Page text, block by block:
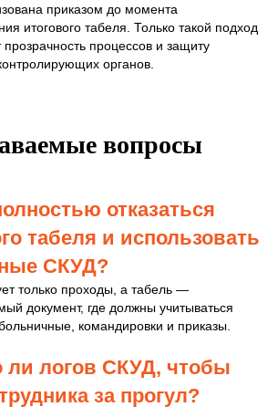
приказом до момента
итогового табеля. Только такой подход
прозрачность процессов и защиту
органов.
вопросы
отказаться
табеля и использовать
СКУД?
только проходы, а табель —
документ, где должны учитываться
командировки и приказы.
ли логов СКУД, чтобы
за прогул?